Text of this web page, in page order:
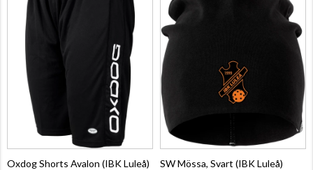
Oxdog Shorts Avalon (IBK Luleå) SW Mössa, Svart (IBK Luleå)